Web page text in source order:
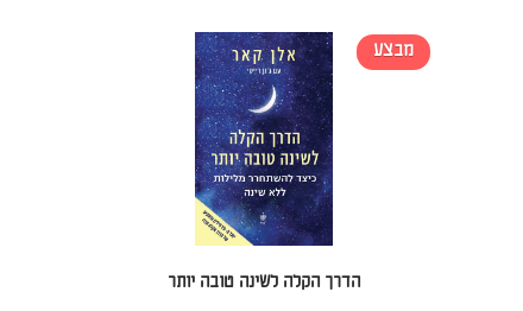
הדרך הקלה לשינה טובה יותר
מבצע